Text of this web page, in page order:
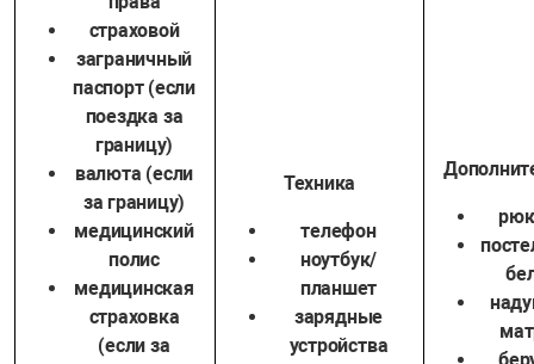
страховой
заграничный
паспорт (если
поездка за
границу)
валюта (если
за границу)
медицинский
полис
медицинская
страховка
(если за
Техника
телефон
ноутбук/
планшет
зарядные
устройства